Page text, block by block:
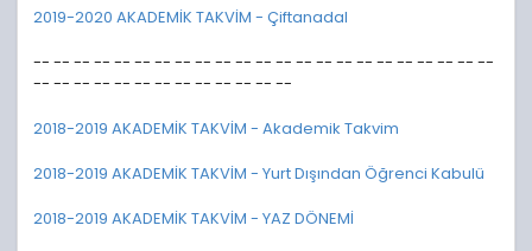
2019-2020 AKADEMİK TAKVİM - Çiftanadal
-- -- -- -- -- -- -- -- -- -- -- -- -- -- -- -- -- -- -- -- -- -- --
-- -- -- -- -- -- -- -- -- -- -- -- --
2018-2019 AKADEMİK TAKVİM - Akademik Takvim
2018-2019 AKADEMİK TAKVİM - Yurt Dışından Öğrenci Kabulü
2018-2019 AKADEMİK TAKVİM - YAZ DÖNEMİ